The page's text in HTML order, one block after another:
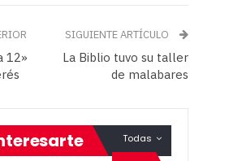
12»
SIGUIENTE ARTÍCULO
La Biblio tuvo su taller
de malabares
Todas